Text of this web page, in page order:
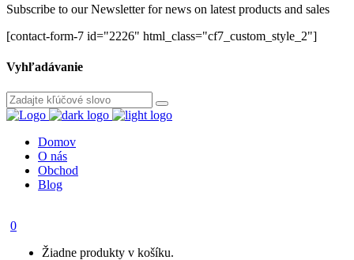
Subscribe to our Newsletter for news on latest products and sales
[contact-form-7 id="2226" html_class="cf7_custom_style_2"]
Vyhľadávanie
Domov
O nás
Obchod
Blog
0
Žiadne produkty v košíku.